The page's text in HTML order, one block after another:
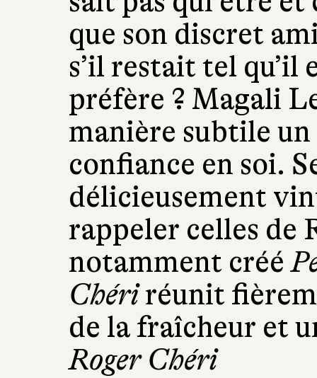
que son discret
s’il restait tel qu’il
préfère ? Magali
manière subtile un
confiance en soi.
délicieusement
rappeler celles de
notamment créé
Chériréunit
de la fraîcheur et
Roger Chéri